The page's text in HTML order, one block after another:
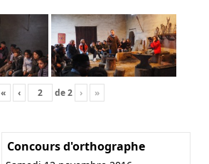
« ‹ de2 › »
Concours d'orthographe